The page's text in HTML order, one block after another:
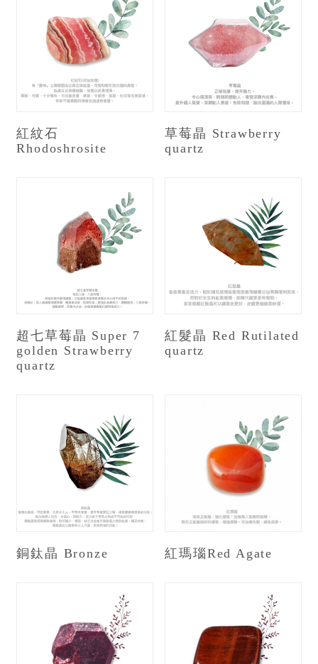
紅紋石
Rhodoshrosite
草莓晶 Strawberry
quartz
超七草莓晶 Super 7
golden Strawberry
quartz
紅髮晶 Red Rutilated
quartz
銅鈦晶 Bronze 紅瑪瑙Red Agate